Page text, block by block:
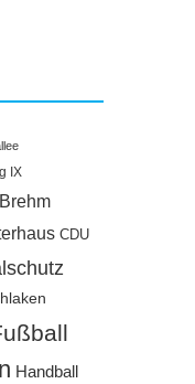
IX
Brehm
CDU
Handball